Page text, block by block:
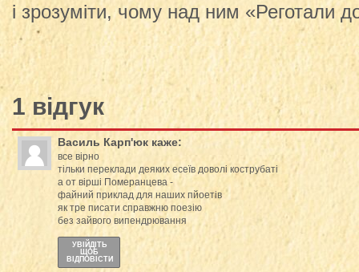
і зрозуміти, чому над ним «Реготали
1 відгук
Василь Карп'юк каже:
все вірно
тільки переклади деяких есеїв доволі кострубаті
а от вірші Померанцева -
файний приклад для наших пйоетів
як тре писати справжню поезію
без зайвого випендрювання
УВІЙДІТЬ
ЩОБ
ВІДПОВІСТИ